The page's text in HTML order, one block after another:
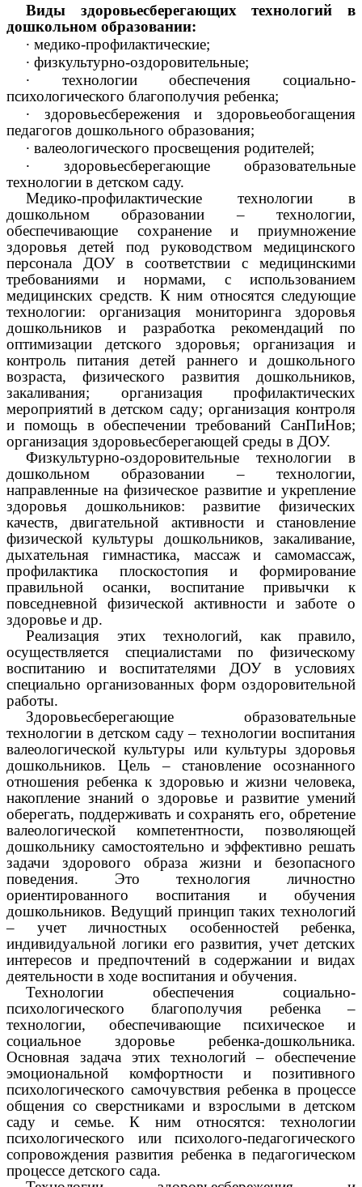
Виды здоровьесберегающих технологий в
дошкольном образовании:
∙ медико-профилактические;
∙ физкультурно-оздоровительные;
∙ технологии обеспечения социально-
психологического благополучия ребенка;
∙ здоровьесбережения и здоровьеобогащения
педагогов дошкольного образования;
∙ валеологического просвещения родителей;
∙ здоровьесберегающие образовательные
технологии в детском саду.
Медико-профилактические технологии в
дошкольном образовании – технологии,
обеспечивающие сохранение и приумножение
здоровья детей под руководством медицинского
персонала ДОУ в соответствии с медицинскими
требованиями и нормами, с использованием
медицинских средств. К ним относятся следующие
технологии: организация мониторинга здоровья
дошкольников и разработка рекомендаций по
оптимизации детского здоровья; организация и
контроль питания детей раннего и дошкольного
возраста, физического развития дошкольников,
закаливания; организация профилактических
мероприятий в детском саду; организация контроля
и помощь в обеспечении требований СанПиНов;
организация здоровьесберегающей среды в ДОУ.
Физкультурно-оздоровительные технологии в
дошкольном образовании – технологии,
направленные на физическое развитие и укрепление
здоровья дошкольников: развитие физических
качеств, двигательной активности и становление
физической культуры дошкольников, закаливание,
дыхательная гимнастика, массаж и самомассаж,
профилактика плоскостопия и формирование
правильной осанки, воспитание привычки к
повседневной физической активности и заботе о
здоровье и др.
Реализация этих технологий, как правило,
осуществляется специалистами по физическому
воспитанию и воспитателями ДОУ в условиях
специально организованных форм оздоровительной
работы.
Здоровьесберегающие образовательные
технологии в детском саду – технологии воспитания
валеологической культуры или культуры здоровья
дошкольников. Цель – становление осознанного
отношения ребенка к здоровью и жизни человека,
накопление знаний о здоровье и развитие умений
оберегать, поддерживать и сохранять его, обретение
валеологической компетентности, позволяющей
дошкольнику самостоятельно и эффективно решать
задачи здорового образа жизни и безопасного
поведения. Это технология личностно
ориентированного воспитания и обучения
дошкольников. Ведущий принцип таких технологий
– учет личностных особенностей ребенка,
индивидуальной логики его развития, учет детских
интересов и предпочтений в содержании и видах
деятельности в ходе воспитания и обучения.
Технологии обеспечения социально-
психологического благополучия ребенка –
технологии, обеспечивающие психическое и
социальное здоровье ребенка-дошкольника.
Основная задача этих технологий – обеспечение
эмоциональной комфортности и позитивного
психологического самочувствия ребенка в процессе
общения со сверстниками и взрослыми в детском
саду и семье. К ним относятся: технологии
психологического или психолого-педагогического
сопровождения развития ребенка в педагогическом
процессе детского сада.